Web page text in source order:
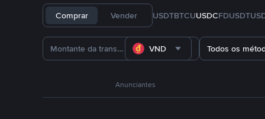
Comprar Vender USDTBTCUUSDCFDUSD
VND Todos os
Anunciantes